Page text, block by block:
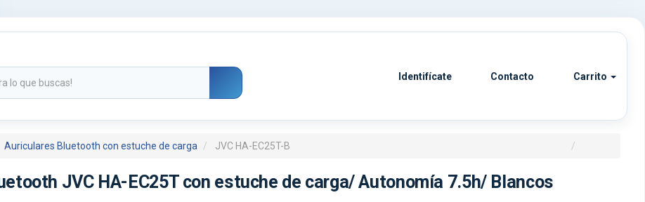
Identifícate Contacto Carrito
Auriculares Bluetooth con estuche de carga JVC HA-EC25T-B
JVC HA-EC25T con estuche de carga/ Autonomía 7.5h/ Blancos